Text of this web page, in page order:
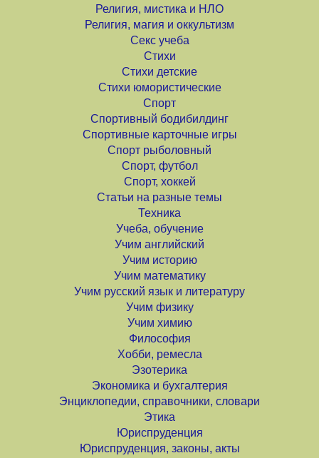
Религия, мистика и НЛО
Религия, магия и оккультизм
Секс учеба
Стихи
Стихи детские
Стихи юмористические
Спорт
Спортивный бодибилдинг
Спортивные карточные игры
Спорт рыболовный
Спорт, футбол
Спорт, хоккей
Статьи на разные темы
Техника
Учеба, обучение
Учим английский
Учим историю
Учим математику
Учим русский язык и литературу
Учим физику
Учим химию
Философия
Хобби, ремесла
Эзотерика
Экономика и бухгалтерия
Энциклопедии, справочники, словари
Этика
Юриспруденция
Юриспруденция, законы, акты